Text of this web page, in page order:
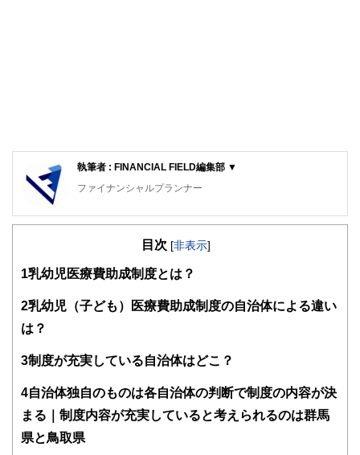
執筆者 : FINANCIAL FIELD編集部 ▼
ファイナンシャルプランナー
FinancialField編集部は、金融、経済に関する記事を、日々
知識がない方でも理解できるようわかりやすく発信していま
得者を中心に「お金や暮らし」に関する書籍・雑誌の編集経
験者で構成され、企画立案から記事掲載まですべての工程に
FinancialFieldの特徴は、ファイナンシャルプランナー、弁
ドバイザー、DCプランナー、公認会計士、社会保険労務
士、行政書士、投資アナリスト、キャリアコンサルタントな
ど150名以上の有資格者を執筆者・監修者として迎え、むず
をわかりやすく発信している点です。
目次 [非表示]
1乳幼児医療費助成制度とは？
2乳幼児（子ども）医療費助成制度の自治体による違い
は？
3制度が充実している自治体はどこ？
4自治体独自のものは各自治体の判断で制度の内容が決
まる｜制度内容が充実していると考えられるのは群馬
県と鳥取県